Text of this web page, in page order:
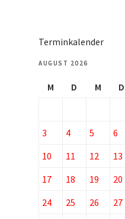
Terminkalender
AUGUST 2026
M D M D
3
4 5 6
10
11 12 13
17
18 19 20
24
25 26 27